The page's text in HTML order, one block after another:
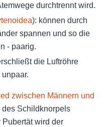
durchtrennt wird.
): können durch
spannen und so die
- paarig.
die Luftröhre
zwischen Männern und
Schildknorpels
wird der